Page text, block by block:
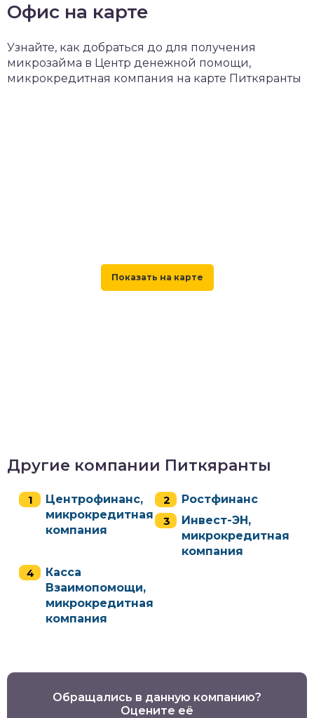
Офис на карте
Узнайте, как добраться до для получения
микрозайма в Центр денежной помощи,
микрокредитная компания на карте Питкяранты
Другие компании Питкяранты
Центрофинанс,
микрокредитная
компания
Ростфинанс
Инвест-ЭН,
микрокредитная
компания
Касса
Взаимопомощи,
микрокредитная
компания
Обращались в данную компанию?
Оцените её